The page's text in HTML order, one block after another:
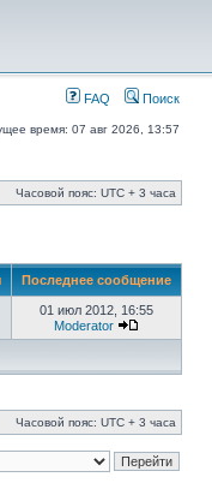
FAQ Поиск
время: 07 авг 2026, 13:57
Часовой пояс: UTC + 3 часа
Последнее сообщение
01 июл 2012, 16:55
Moderator
Часовой пояс: UTC + 3 часа